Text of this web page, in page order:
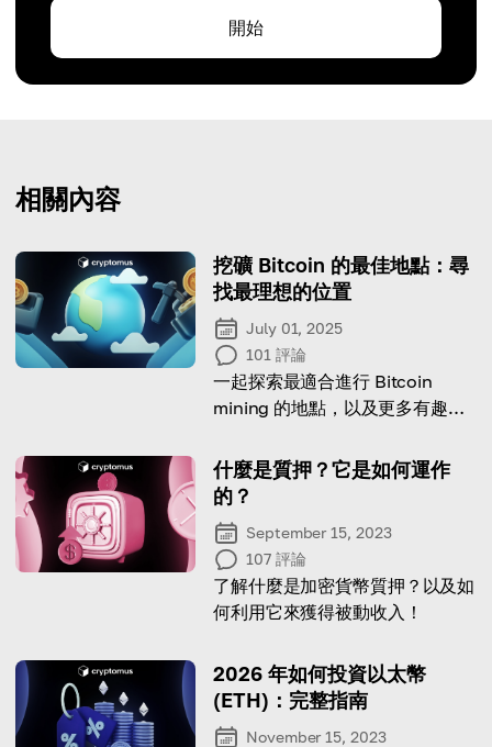
開始
相關內容
挖礦 Bitcoin 的最佳地點：尋
找最理想的位置
July 01, 2025
101 評論
一起探索最適合進行 Bitcoin
mining 的地點，以及更多有趣的
什麼是質押？它是如何運作
的？
September 15, 2023
107 評論
了解什麼是加密貨幣質押？以及如
何利用它來獲得被動收入！
2026 年如何投資以太幣
(ETH)：完整指南
November 15, 2023